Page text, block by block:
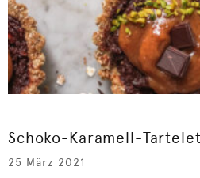
Schoko-Karamell-
25 März 2021